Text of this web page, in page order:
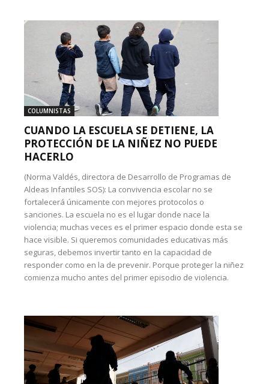
COLUMNISTAS
CUANDO LA ESCUELA SE DETIENE, LA
PROTECCIÓN DE LA NIÑEZ NO PUEDE
HACERLO
(Norma Valdés, directora de Desarrollo de Programas de
Aldeas Infantiles SOS): La convivencia escolar no se
fortalecerá únicamente con mejores protocolos o
sanciones. La escuela no es el lugar donde nace la
violencia; muchas veces es el primer espacio donde esta se
hace visible. Si queremos comunidades educativas más
seguras, debemos invertir tanto en la capacidad de
responder como en la de prevenir. Porque proteger la niñez
comienza mucho antes del primer episodio de violencia.